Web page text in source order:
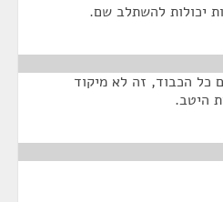
יכולות להשתלב שם.
כל הכבוד, זה לא מיקוד
היטב.